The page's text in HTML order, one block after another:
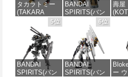
タカラトミー
(TAKARA
SPARK
REALIZE
MODEL リアラ
イズモデル
ZOIDS ゾイド
RMZ-025 ライ
ガーゼロファ
BANDAI
SPIRITS(バン
ダイスピリッ
ツ) HG 機動戦
士ガンダム 復
讐のレクイエ
ム ザクⅡ F型
ソラリ機 (復讐
のレクイエム)
1/144スケール
壽屋
) メ
ス
イ
ー
レ
ケー
デル
5位
BANDAI
SPIRITS(バン
6位
BANDAI
SPIRITS(バン
ー